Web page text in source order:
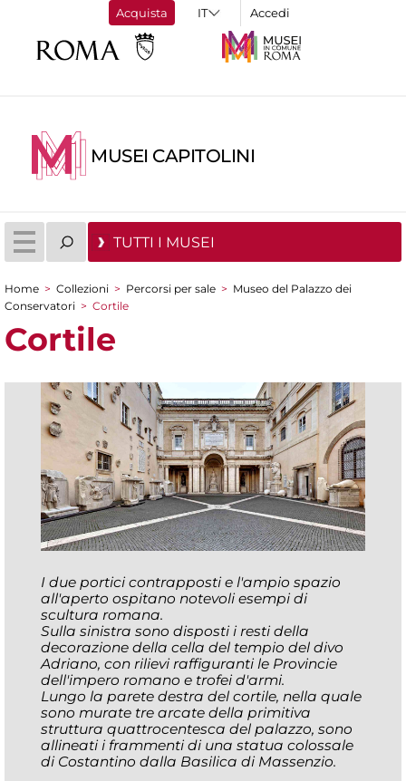
Acquista Accedi
MUSEI CAPITOLINI
TUTTI I MUSEI
Tu sei qui
Home > Collezioni > Percorsi per sale > Museo del Palazzo dei
Conservatori > Cortile
Cortile
I due portici contrapposti e l'ampio spazio
all'aperto ospitano notevoli esempi di
scultura romana.
Sulla sinistra sono disposti i resti della
decorazione della cella del tempio del divo
Adriano, con rilievi raffiguranti le Provincie
dell'impero romano e trofei d'armi.
Lungo la parete destra del cortile, nella quale
sono murate tre arcate della primitiva
struttura quattrocentesca del palazzo, sono
allineati i frammenti di una statua colossale
di Costantino dalla Basilica di Massenzio.